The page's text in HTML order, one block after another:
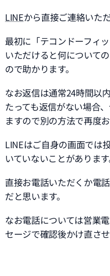
LINEから直接ご連絡いた
最初に「テコンドーフィ
いただけると何について
ので助かります。
なお返信は通常24時間以
たっても返信がない場合
ますので別の方法で再度
LINEはご自身の画面では
いていないことがあります
直接お電話いただくか電
だと思います。
なお電話については営業
セージで確認後かけ直さ